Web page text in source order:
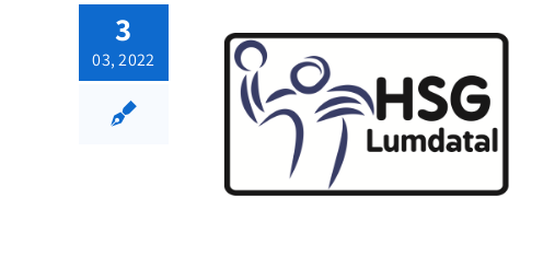
3
03, 2022